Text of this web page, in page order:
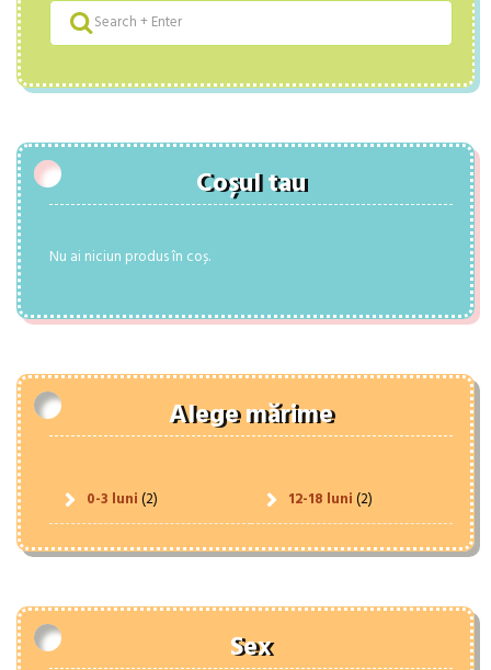
Coșul tau
Nu ai niciun produs în coș.
Alege mărime
0-3 luni(2) 12-18 luni(2)
Sex